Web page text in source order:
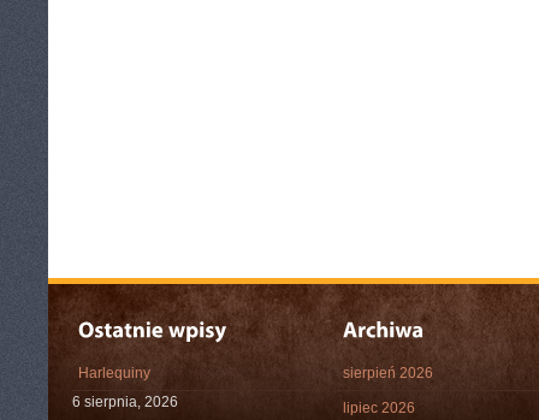
Harlequiny
6 sierpnia, 2026
sierpień 2026
lipiec 2026